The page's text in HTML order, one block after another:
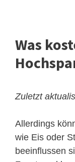
Was
Zuletzt
Allerdings
wie Eis oder
beeinflussen